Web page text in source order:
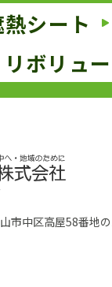
シート
リボリュ
市中区高屋58番地